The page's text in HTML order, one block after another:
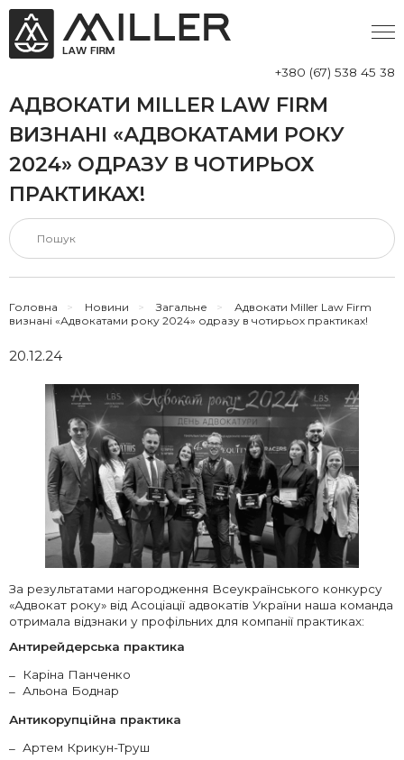
+380 (67) 538 45 38
АДВОКАТИ MILLER LAW FIRM
ВИЗНАНІ «АДВОКАТАМИ РОКУ
2024» ОДРАЗУ В ЧОТИРЬОХ
ПРАКТИКАХ!
Головна > Новини > Загальне >
Адвокати Miller Law Firm
визнані «Адвокатами року 2024» одразу в чотирьох практиках!
20.12.24
За результатами нагородження Всеукраїнського конкурсу
«Адвокат року» від Асоціації адвокатів України наша команда
отримала відзнаки у профільних для компанії практиках:
Антирейдерська практика
Каріна Панченко
Альона Боднар
Антикорупційна практика
Артем Крикун-Труш